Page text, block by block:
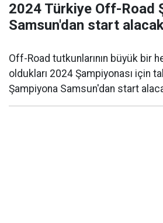
2024 Türkiye Off-Road
Samsun'dan start
Off-Road tutkunlarının büyük bir
oldukları 2024 Şampiyonası için
Şampiyona Samsun'dan start